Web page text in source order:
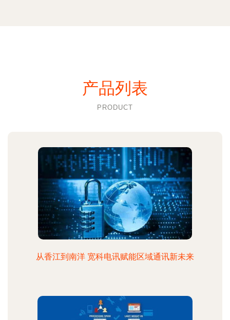
产品列表
PRODUCT
从香江到南洋 宽科电讯赋能区域通讯新未来